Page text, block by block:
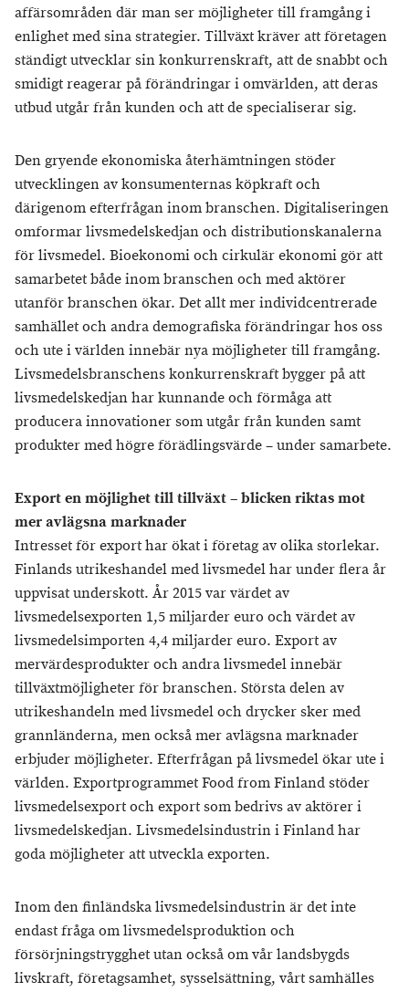
affärsområden där man ser möjligheter till framgång i
enlighet med sina strategier. Tillväxt kräver att företagen
ständigt utvecklar sin konkurrenskraft, att de snabbt och
smidigt reagerar på förändringar i omvärlden, att deras
utbud utgår från kunden och att de specialiserar sig.
Den gryende ekonomiska återhämtningen stöder
utvecklingen av konsumenternas köpkraft och
därigenom efterfrågan inom branschen. Digitaliseringen
omformar livsmedelskedjan och distributionskanalerna
för livsmedel. Bioekonomi och cirkulär ekonomi gör att
samarbetet både inom branschen och med aktörer
utanför branschen ökar. Det allt mer individcentrerade
samhället och andra demografiska förändringar hos oss
och ute i världen innebär nya möjligheter till framgång.
Livsmedelsbranschens konkurrenskraft bygger på att
livsmedelskedjan har kunnande och förmåga att
producera innovationer som utgår från kunden samt
produkter med högre förädlingsvärde – under samarbete.
Export en möjlighet till tillväxt – blicken riktas mot
mer avlägsna marknader
Intresset för export har ökat i företag av olika storlekar.
Finlands utrikeshandel med livsmedel har under flera år
uppvisat underskott. År 2015 var värdet av
livsmedelsexporten 1,5 miljarder euro och värdet av
livsmedelsimporten 4,4 miljarder euro. Export av
mervärdesprodukter och andra livsmedel innebär
tillväxtmöjligheter för branschen. Största delen av
utrikeshandeln med livsmedel och drycker sker med
grannländerna, men också mer avlägsna marknader
erbjuder möjligheter. Efterfrågan på livsmedel ökar ute i
världen. Exportprogrammet Food from Finland stöder
livsmedelsexport och export som bedrivs av aktörer i
livsmedelskedjan. Livsmedelsindustrin i Finland har
goda möjligheter att utveckla exporten.
Inom den finländska livsmedelsindustrin är det inte
endast fråga om livsmedelsproduktion och
försörjningstrygghet utan också om vår landsbygds
livskraft, företagsamhet, sysselsättning, vårt samhälles